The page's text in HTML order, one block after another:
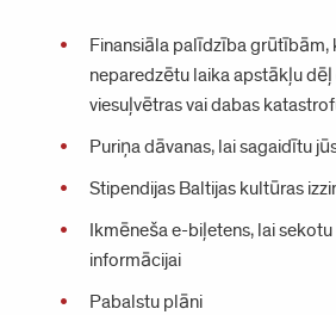
Finansiāla palīdzība grūtībām,
neparedzētu laika apstākļu
viesuļvētras vai dabas
Puriņa dāvanas, lai sagaidītu
Stipendijas Baltijas kultūras
Ikmēneša e-biļetens, lai
informācijai
Pabalstu plāni